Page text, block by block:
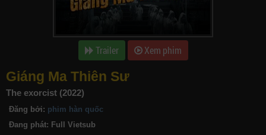
Trailer Xem phim
Giáng Ma Thiên Sư
The exorcist (2022)
Đăng bởi: phim hàn quốc
Đang phát: Full Vietsub